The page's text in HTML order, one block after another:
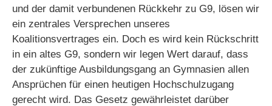
und der damit verbundenen Rückkehr zu G9, lösen wir
ein zentrales Versprechen unseres
Koalitionsvertrages ein. Doch es wird kein Rückschritt
in ein altes G9, sondern wir legen Wert darauf, dass
der zukünftige Ausbildungsgang an Gymnasien allen
Ansprüchen für einen heutigen Hochschulzugang
gerecht wird. Das Gesetz gewährleistet darüber